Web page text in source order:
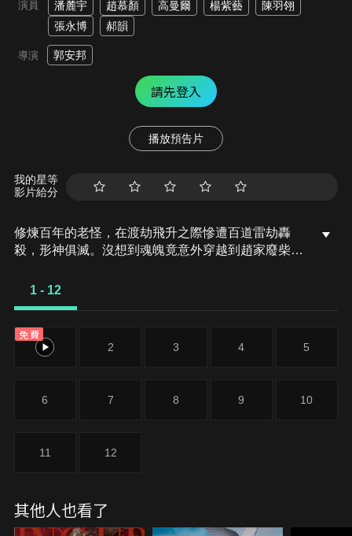
演員 潘麓宇 趙慕顏 高曼爾 楊紫藝
陳羽翎
張永博
郝韻
導演 郭安邦
請先登入
播放預告片
我的星等
影片給分
修煉百年的老怪，在渡劫飛升之際慘遭百道雷劫轟
殺，形神俱滅。沒想到魂魄竟意外穿越到趙家廢柴四
凌的他，也覺醒了逆天雷劫之力！就此強勢崛起，一
1 - 12
免費
1 2 3 4 5
6 7 8 9 10
11 12
其他人也看了